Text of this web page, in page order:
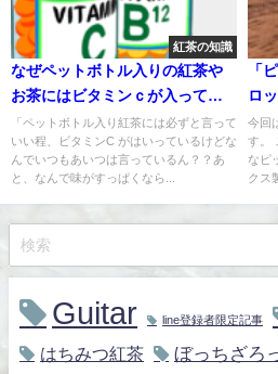
紅茶の知識
なぜペットボトル入りの紅茶や
お茶にはビタミンｃが入ってい
るんだ？
「ペットボトル入り紅茶には必ずと言って
いい程、ビタミンC がはいっているけどな
んでいつもあいつは言っているん？？あ
と、なんで味がすっぱくなら...
「
ロ
ャ
今回
す。
なピ
クス
Guitar line登録者限定記事
はちみつ紅茶 ぼっちざろ